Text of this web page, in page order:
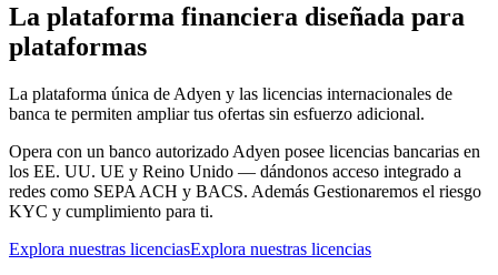
La plataforma financiera diseñada para
plataformas
La plataforma única de Adyen y las licencias internacionales de
banca te permiten ampliar tus ofertas sin esfuerzo adicional.
Opera con un banco autorizado Adyen posee licencias bancarias en
los EE. UU. UE y Reino Unido — dándonos acceso integrado a
redes como SEPA ACH y BACS. Además Gestionaremos el riesgo
KYC y cumplimiento para ti.
Explora nuestras licenciasExplora nuestras licencias